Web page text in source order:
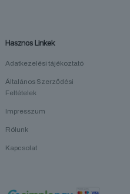
Hasznos Linkek
Adatkezelési tájékoztató
Általános Szerződési
Feltételek
Impresszum
Rólunk
Kapcsolat